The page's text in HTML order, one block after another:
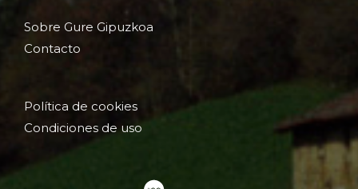
Sobre Gure Gipuzkoa
Contacto
Política de cookies
Condiciones de uso